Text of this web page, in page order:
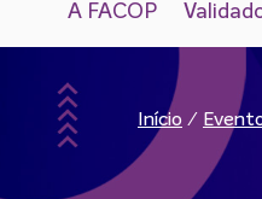
A FACOP
Início /